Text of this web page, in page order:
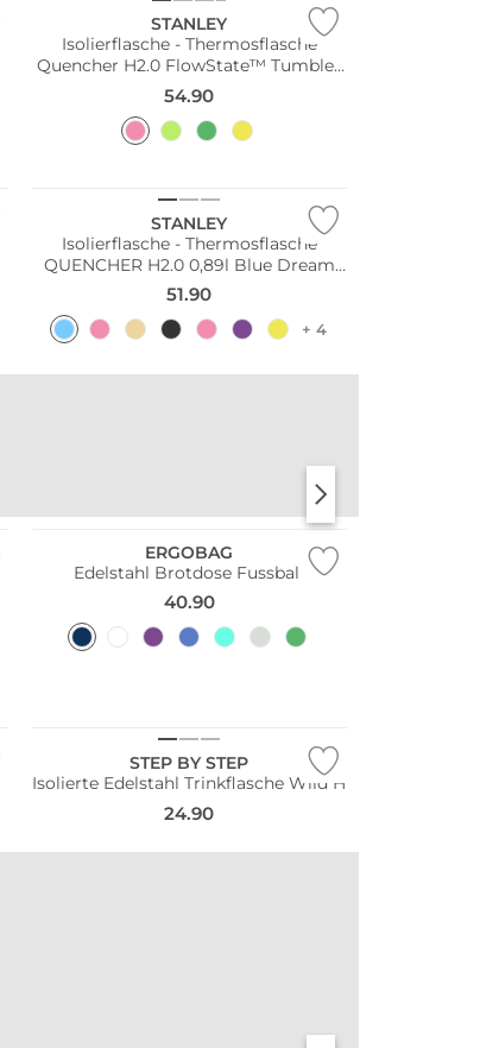
STANLEY
Isolierflasche - Thermosflasche
Quencher H2.0 FlowState™ Tumbler
1,2L Rose Quartz
54.90
STANLEY
Isolierflasche - Thermosflasche
QUENCHER H2.0 0,89l Blue Dream
Stone
51.90
+ 4
STANLEY KKNEKKI
ERGOBAG
Edelstahl Brotdose Fussball
40.90
STEP BY STEP
Isolierte Edelstahl Trinkflasche Wild H
24.90